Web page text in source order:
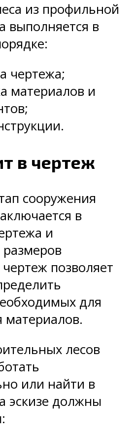
из профильной
выполняется в
чертежа;
материалов и
в чертеж
сооружения
в
и
позволяет
для
материалов.
лесов
или найти в
эскизе должны